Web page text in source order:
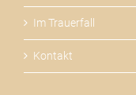
Im Trauerfall
Kontakt